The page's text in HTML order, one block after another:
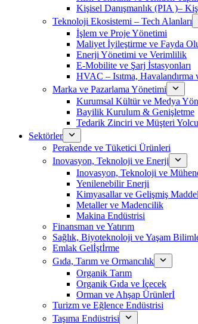
Kişisel Danışmanlık (PIA )–
Teknoloji Ekosistemi – Tech Alanları
İşlem ve Proje Yönetimi
Maliyet İyileştirme ve Fayda
Enerji Yönetimi ve Verimlilik
E-Mobilite ve Şarj İstasyonları
HVAC – Isıtma,
Marka ve Pazarlama Yönetimi
Kurumsal Kültür ve Medya
Bayilik Kurulum & Genişletme
Tedarik Zinciri ve Müşteri
Sektörler
Perakende ve Tüketici Ürünleri
Inovasyon, Teknoloji ve Enerji
Inovasyon, Teknoloji ve
Yenilenebilir Enerji
Kimyasallar ve Gelişmiş
Metaller ve Madencilik
Makina Endüstrisi
Finansman ve Yatırım
Sağlık, Biyoteknoloji ve Yaşam
Emlak Gelİştİrme
Gıda, Tarım ve Ormancılık
Organik Tarım
Organik Gıda ve İçecek
Orman ve Ahşap Ürünlerİ
Turizm ve Eğlence Endüstrisi
Taşıma Endüstrisi